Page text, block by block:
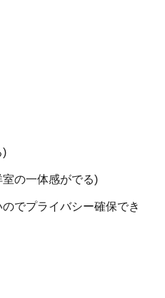
)
の一体感がでる)
でプライバシー確保でき